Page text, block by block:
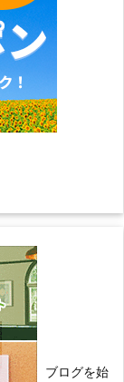
ブログを始